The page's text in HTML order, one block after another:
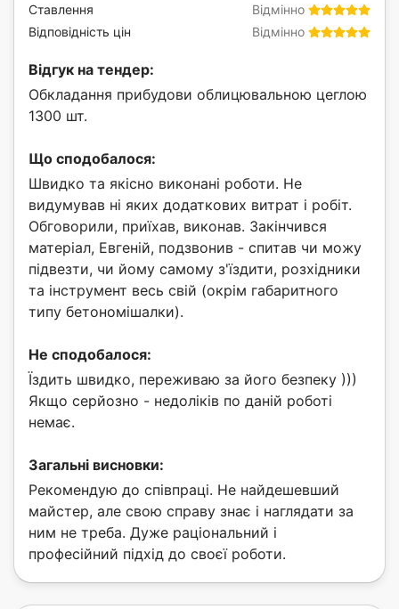
Відмінно
Ставлення
Відмінно
Відповідність цін
Відгук на тендер:
Обкладання прибудови облицювальною цеглою
1300 шт.
Що сподобалося:
Швидко та якісно виконані роботи. Не
видумував ні яких додаткових витрат і робіт.
Обговорили, приїхав, виконав. Закінчився
матеріал, Евгеній, подзвонив - спитав чи можу
підвезти, чи йому самому з'їздити, розхідники
та інструмент весь свій (окрім габаритного
типу бетономішалки).
Не сподобалося:
Їздить швидко, переживаю за його безпеку )))
Якщо серйозно - недоліків по даній роботі
немає.
Загальні висновки:
Рекомендую до співпраці. Не найдешевший
майстер, але свою справу знає і наглядати за
ним не треба. Дуже раціональний і
професійний підхід до своєї роботи.